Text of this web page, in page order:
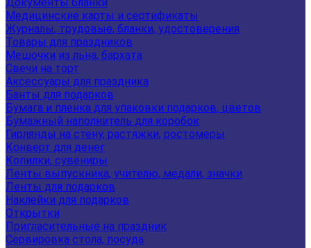
Медицинские карты и сертификаты
Журналы, трудовые, бланки, удостоверения
Товары для праздников
Мешочки из льна, бархата
Свечи на торт
Аксессуары для праздника
Банты для подарков
Бумага и пленка для упаковки подарков, цветов
Бумажный наполнитель для коробок
Гирлянды на стену, растяжки, ростомеры
Конверт для денег
Копилки, сувениры
Ленты выпускника, учителю, медали, значки
Ленты для подарков
Наклейки для подарков
Открытки
Пригласительные на праздник
Сервировка стола, посуда